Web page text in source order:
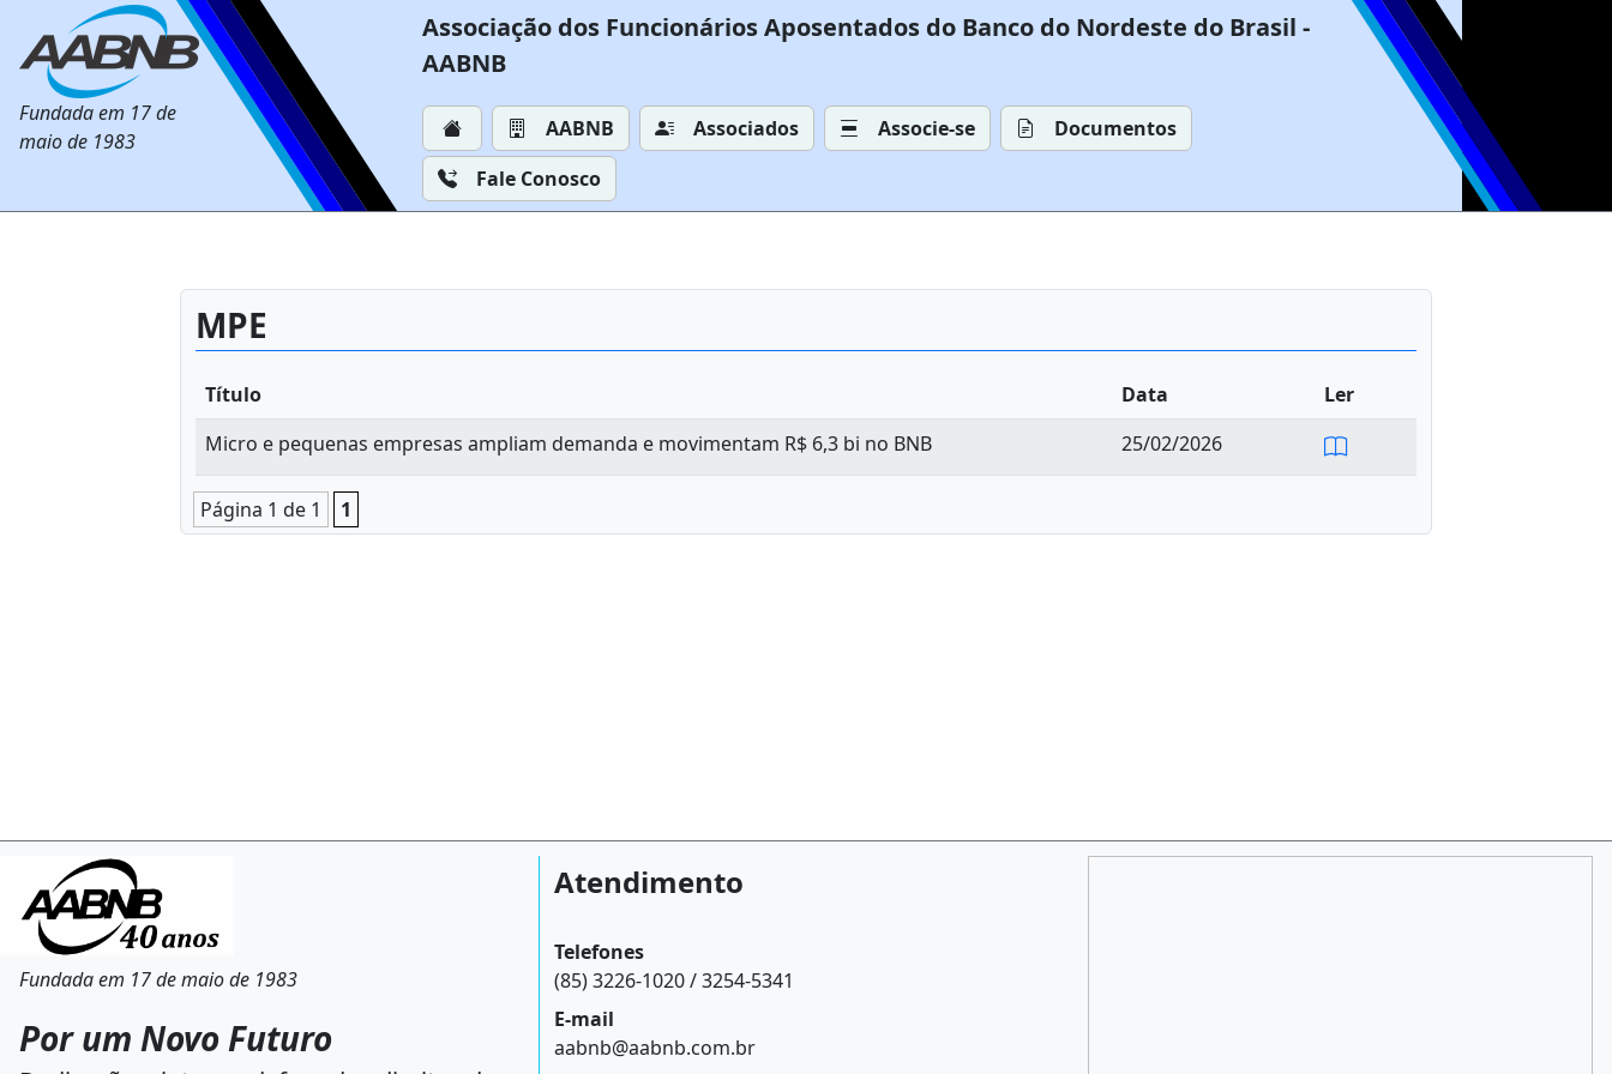
Fundada em 17 de
maio de 1983
Associação dos Funcionários Aposentados do Banco do Nordeste do Brasil -
AABNB
AABNB Associados Associe-se
Documentos
Fale Conosco
MPE
Título Data
Ler
Micro e pequenas empresas ampliam demanda e movimentam R$ 6,3 bi no BNB
25/02/2026
Página 1 de 1 1
Fundada em 17 de maio de 1983
Por um Novo Futuro
Atendimento
Telefones
(85) 3226-1020 / 3254-5341
E-mail
aabnb@aabnb.com.br